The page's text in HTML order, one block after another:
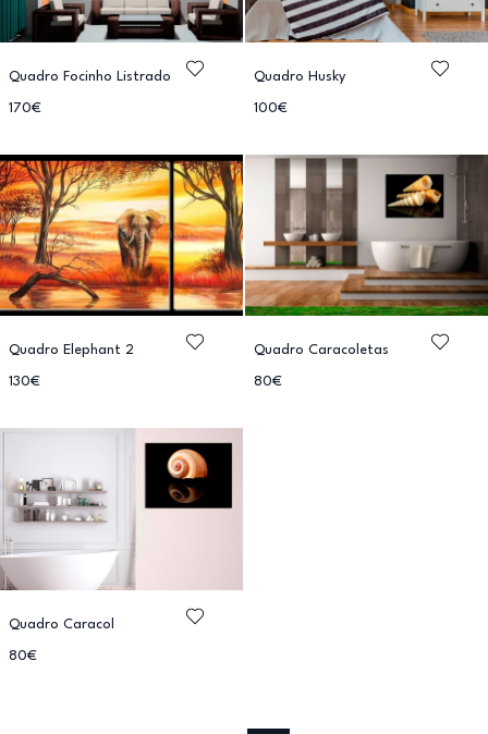
Quadro Focinho Listrado
170€
Quadro Husky
100€
Quadro Elephant 2
130€
Quadro Caracoletas
80€
Quadro Caracol
80€